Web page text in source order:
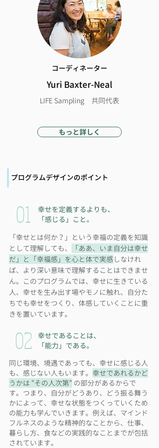
もっと詳しく
​プログラムデザインのポイント
01
幸せを定義するよりも、
「感じる」こと。
「幸せとは何か？」という幸福の定義を知識
として理解しても、
「ああ、いま自分は幸せ
だ」と「幸福感」を心と体で実感しなけれ
ば、より深い意味で理解することはできませ
ん。このプログラムでは、幸せに生きている
人、幸せを生み出す場やモノに触れ、自分た
ちでも幸せをつくり、体感していくことに重
きを置いています。
02
幸せであることは、
「能力」である。
同じ環境、境遇であっても、幸せに感じる人
も、感じない人もいます。 幸せであれるかど
うかは ”その人次第” の部分があるからで
す。つまり、自分がどうあり、どう振る舞う
かによって、幸せな状態をつくっていくため
の能力も学んでいきます。例えば、マインド
フルネスのような精神的なことから、仕事、
暮らし方、食などの実践的なことまでが包括
されています。
​コーディネーター
Yuri Baxter-Neal
LIFE Sampling 共同代表